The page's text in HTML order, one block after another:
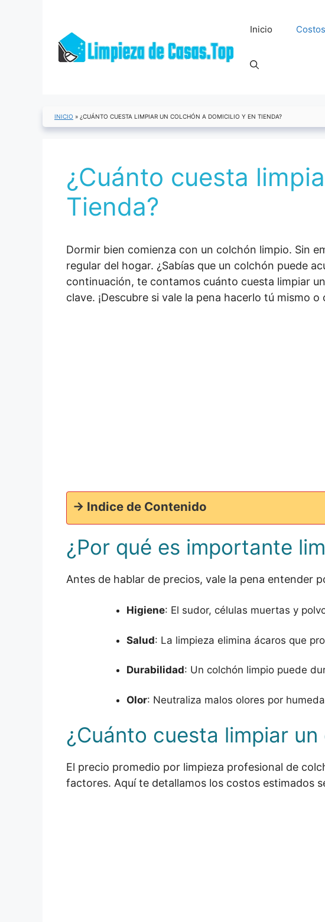
Inicio
INICIO » ¿CUÁNTO CUESTA LIMPIAR UN COLCHÓN A DOMICILIO Y EN TIENDA?
¿Cuánto cuesta
Tienda?
Dormir bien comienza con un colchón limpio. Sin
regular del hogar. ¿Sabías que un colchón puede
continuación, te contamos cuánto cuesta limpiar
clave. ¡Descubre si vale la pena hacerlo tú mismo
-> Indice de Contenido
¿Por qué es importante
Antes de hablar de precios, vale la pena entender
Higiene: El sudor, células muertas y
Salud: La limpieza elimina ácaros que
Durabilidad: Un colchón limpio puede
Olor: Neutraliza malos olores por
¿Cuánto cuesta limpiar un
El precio promedio por limpieza profesional de
factores. Aquí te detallamos los costos estimados